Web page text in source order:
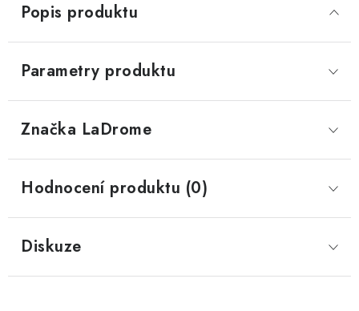
Popis produktu
Parametry produktu
Značka LaDrome
Hodnocení produktu (0)
Diskuze